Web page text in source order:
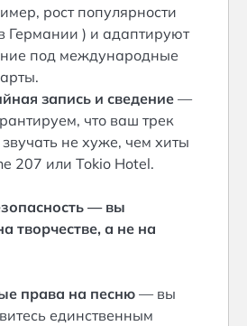
рост популярности
Германии ) и адаптируют
под международные
запись и сведение —
что ваш трек
звучать не хуже, чем хиты
207 или Tokio Hotel.
— вы
творчестве, а не на
права на песню— вы
единственным